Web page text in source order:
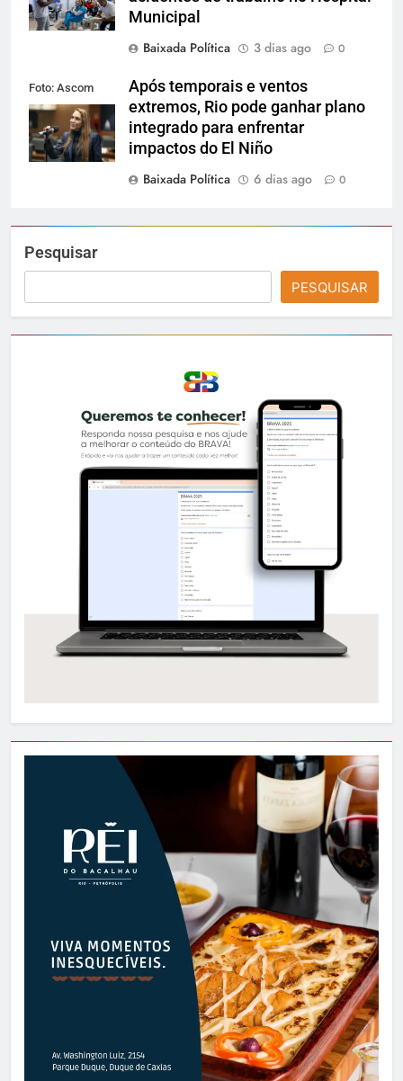
Municipal
Baixada Política
3 dias ago 0
Foto: Ascom
Alerj
Após temporais e ventos
extremos, Rio pode ganhar plano
integrado para enfrentar
impactos do El Niño
Baixada Política
6 dias ago 0
Pesquisar
PESQUISAR